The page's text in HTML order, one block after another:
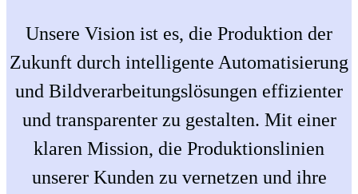
Unsere Vision ist es, die Produktion der
Zukunft durch intelligente Automatisierung
und Bildverarbeitungslösungen effizienter
und transparenter zu gestalten. Mit einer
klaren Mission, die Produktionslinien
unserer Kunden zu vernetzen und ihre